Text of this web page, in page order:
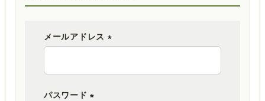
メールアドレス
パスワード